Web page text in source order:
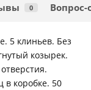
0 Вопрос-
5 клиньев. Без
козырек.
в коробке. 50